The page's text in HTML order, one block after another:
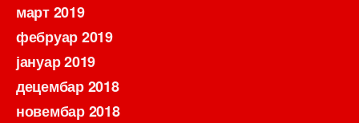
март 2019
фебруар 2019
јануар 2019
децембар 2018
новембар 2018